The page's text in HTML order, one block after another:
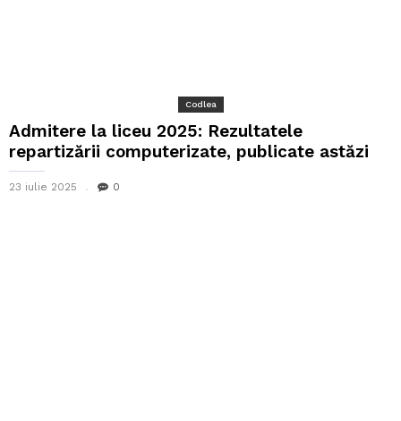
Codlea
Admitere la liceu 2025: Rezultatele
repartizării computerizate, publicate astăzi
23 iulie 2025 0